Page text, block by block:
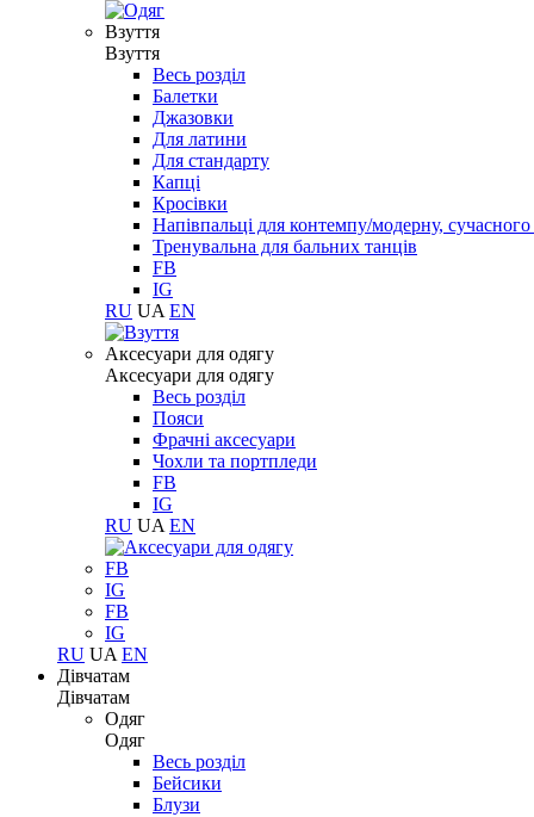
Взуття
Взуття
Весь розділ
Балетки
Джазовки
Для латини
Для стандарту
Капці
Кросівки
Напівпальці для контемпу/модерну,
Тренувальна для бальних танців
FB
IG
RU UA EN
Aксесуари для одягу
Aксесуари для одягу
Весь розділ
Пояси
Фрачні аксесуари
Чохли та портпледи
FB
IG
RU UA EN
FB
IG
FB
IG
RU UA EN
Дівчатам
Дівчатам
Одяг
Одяг
Весь розділ
Бейсики
Блузи